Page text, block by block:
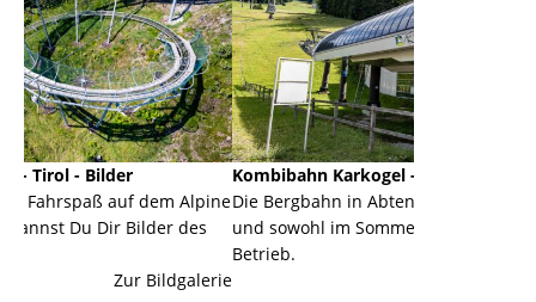
Alpine
des
Kombibahn Karkogel - Abtenau - Salzburg
Die Bergbahn in Abtenau ist eine Kombibahn
und sowohl im Sommer als auch im Winter in